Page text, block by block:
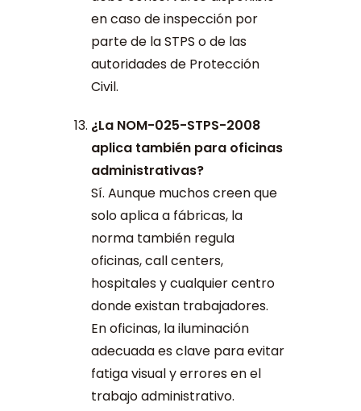
en caso de inspección por
parte de la STPS o de las
autoridades de Protección
Civil.
¿La NOM-025-STPS-2008
aplica también para oficinas
administrativas?
Sí. Aunque muchos creen que
solo aplica a fábricas, la
norma también regula
oficinas, call centers,
hospitales y cualquier centro
donde existan trabajadores.
En oficinas, la iluminación
adecuada es clave para evitar
fatiga visual y errores en el
trabajo administrativo.